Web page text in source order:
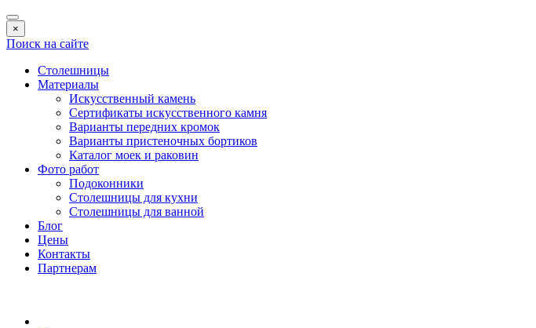
×
Поиск на сайте
Столешницы
Материалы
Искусственный камень
Сертификаты искусственного камня
Варианты передних кромок
Варианты пристеночных бортиков
Каталог моек и раковин
Фото работ
Подоконники
Столешницы для кухни
Столешницы для ванной
Блог
Цены
Контакты
Партнерам